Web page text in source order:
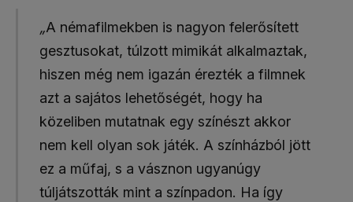
„A némafilmekben is nagyon felerősített
gesztusokat, túlzott mimikát alkalmaztak,
hiszen még nem igazán érezték a filmnek
azt a sajátos lehetőségét, hogy ha
közeliben mutatnak egy színészt akkor
nem kell olyan sok játék. A színházból jött
ez a műfaj, s a vásznon ugyanúgy
túljátszották mint a színpadon. Ha így